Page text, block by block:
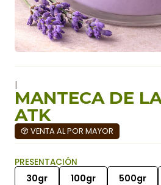
|
MANTECA DE
ATK
VENTA AL POR MAYOR
PRESENTACIÓN
30gr 100gr 500gr